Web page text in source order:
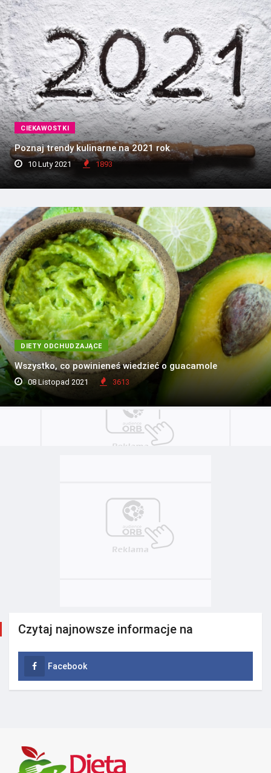
CIEKAWOSTKI
Poznaj trendy kulinarne na 2021 rok
10 Luty 2021 1893
DIETY ODCHUDZAJĄCE
Wszystko, co powinieneś wiedzieć o guacamole
08 Listopad 2021 3613
Czytaj najnowsze informacje na
Facebook